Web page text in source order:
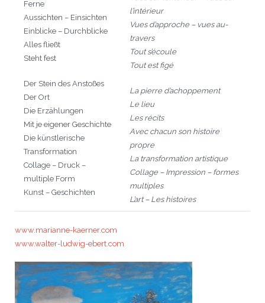
Ferne
Aussichten – Einsichten
Einblicke – Durchblicke
Alles fließt
Steht fest
Der Stein des Anstoßes
Der Ort
Die Erzählungen
Mit je eigener Geschichte
Die künstlerische
Transformation
Collage – Druck –
multiple Form
Kunst – Geschichten
l’intérieur
Vues d’approche – vues au-
travers
Tout s’écoule
Tout est figé
La pierre d’achoppement
Le lieu
Les récits
Avec chacun son histoire
propre
La transformation artistique
Collage – Impression – formes
multiples
L’art – Les histoires
www.marianne-kaerner.com
www.walter-ludwig-ebert.com